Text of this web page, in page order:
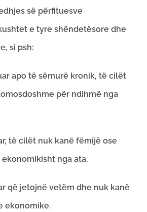
së përfituesve
e tyre shëndetësore dhe
si psh:
të sëmurë kronik, të cilët
për ndihmë nga
cilët nuk kanë fëmijë ose
nga ata.
jetojnë vetëm dhe nuk kanë
ekonomike.